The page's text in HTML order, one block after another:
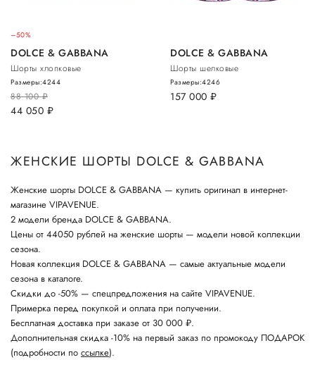
–50%
DOLCE & GABBANA
Шорты хлопковые
88 100руб.
44 050 руб.
Размеры:4244
DOLCE & GABBANA
Шорты шелковые
157 000 руб.
Размеры:4246
ЖЕНСКИЕ ШОРТЫ DOLCE & GABBANA
Женские шорты DOLCE & GABBANA — купить оригинал в интернет-
магазине VIPAVENUE.
2 модели бренда DOLCE & GABBANA.
Цены от 44050 рублей на женские шорты — модели новой коллекции
сезона.
Новая коллекция DOLCE & GABBANA — самые актуальные модели
сезона в каталоге.
Скидки до -50% — спецпредложения на сайте VIPAVENUE.
Примерка перед покупкой и оплата при получении.
Бесплатная доставка при заказе от 30 000 ₽.
Дополнительная скидка -10% на первый заказ по промокоду ПОДАРОК
(подробности по ссылке).